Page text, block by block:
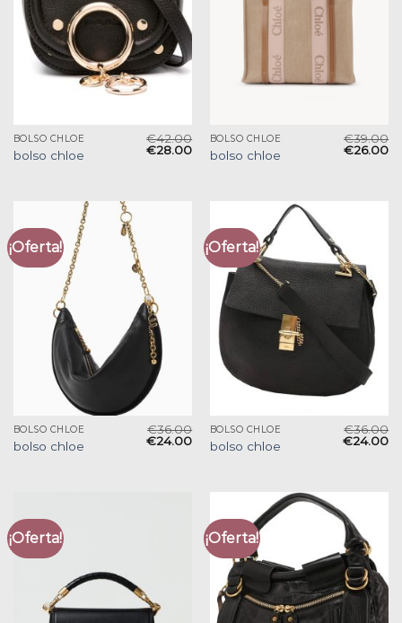
BOLSO CHLOE
bolso chloe
€42.00
€28.00
BOLSO CHLOE
bolso chloe
€39.00
€26.00
¡Oferta!
BOLSO CHLOE
bolso chloe
€36.00
€24.00
¡Oferta!
BOLSO CHLOE
bolso chloe
€36.00
€24.00
¡Oferta! ¡Oferta!